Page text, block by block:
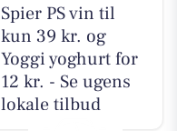
Spier PS vin til
kun 39 kr. og
Yoggi yoghurt for
12 kr. - Se ugens
lokale tilbud